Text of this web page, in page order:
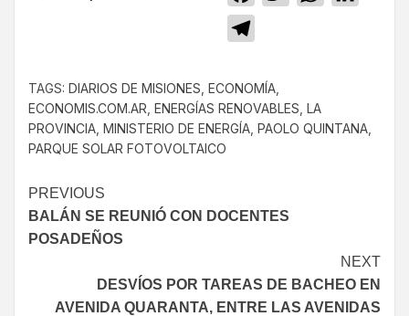
TAGS: DIARIOS DE MISIONES ECONOMÍA
ECONOMIS.COM.AR ENERGÍAS RENOVABLES LA
PROVINCIA MINISTERIO DE ENERGÍA PAOLO QUINTANA
PARQUE SOLAR FOTOVOLTAICO
PREVIOUS
BALÁN SE REUNIÓ CON DOCENTES
POSADEÑOS
NEXT
DESVÍOS POR TAREAS DE BACHEO EN
AVENIDA QUARANTA, ENTRE LAS AVENIDAS